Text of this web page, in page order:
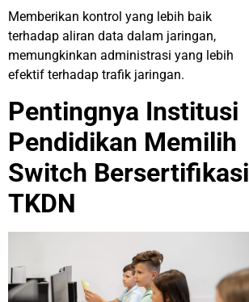
Memberikan kontrol yang lebih baik
terhadap aliran data dalam jaringan,
memungkinkan administrasi yang lebih
efektif terhadap trafik jaringan.
Pentingnya Institusi
Pendidikan Memilih
Switch Bersertifikasi
TKDN